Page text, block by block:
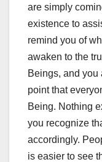
are simply
existence to
remind you of
awaken to the
Beings, and you
point that
Being. Nothing
you recognize
accordingly.
is easier to see